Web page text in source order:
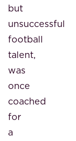
but
unsuccessful
football
talent,
was
once
coached
for
a